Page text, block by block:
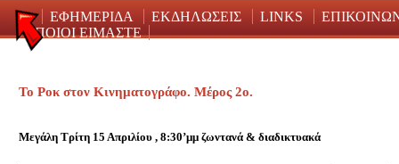
ΕΦΗΜΕΡΙΔΑ ΕΚΔΗΛΩΣΕΙΣ LINKS
ΠΟΙΟΙ ΕΙΜΑΣΤΕ
Το Ροκ στον Κινηματογράφο. Μέρος 2ο.
Μεγάλη Τρίτη 15 Απριλίου , 8:30’μμ ζωντανά & διαδικτυακά